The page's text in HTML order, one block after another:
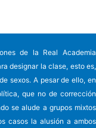
de la Real Academia
designar la clase, esto es,
sexos. A pesar de ello, en
que no de corrección
se alude a grupos mixtos
casos la alusión a ambos